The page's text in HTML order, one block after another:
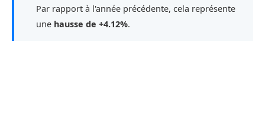
Par rapport à l'année précédente, cela représente
une hausse de +4.12%.